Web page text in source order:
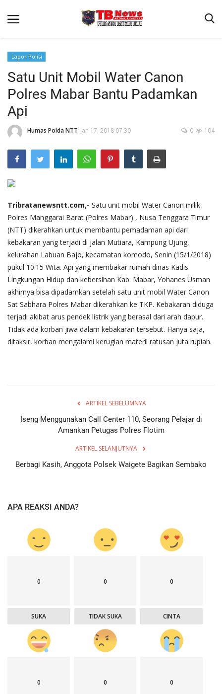
Beranda
Binkam
Terms & Conditions
Reskrim
Lantas
Polisi Kita
Mitra Polisi
Giat Ops
Link Polda NTT
Lapor Polisi
Satu Unit Mobil Water Canon
Polres Mabar Bantu Padamkan
Api
Humas Polda NTT Jan 17, 2018 07:30 104
0
Tribratanewsntt.com,- Satu unit mobil Water Canon milik
Polres Manggarai Barat (Polres Mabar) , Nusa Tenggara Timur
(NTT) dikerahkan untuk membantu pemadaman api dari
kebakaran yang terjadi di jalan Mutiara, Kampung Ujung,
kelurahan Labuan Bajo, kecamatan komodo, Senin (15/1/2018)
pukul 10.15 Wita. Api yang membakar rumah dinas Kadis
Lingkungan Hidup dan kebersihan Kab. Mabar, Yohanes Usman
akhirnya bisa dipadamkan setelah satu unit mobil Water Canon
Sat Sabhara Polres Mabar dikerahkan ke TKP. Kebakaran diduga
terjadi akibat arus pendek listrik yang berasal dari arah dapur.
Tidak ada korban jiwa dalam kebakaran tersebut. Hanya saja,
ditaksir, korban mengalami kerugian materil ratusan juta rupiah.
ARTIKEL SEBELUMNYA
Iseng Menggunakan Call Center 110, Seorang Pelajar di
Amankan Petugas Polres Flotim
ARTIKEL SELANJUTNYA
Berbagi Kasih, Anggota Polsek Waigete Bagikan Sembako
APA REAKSI ANDA?
0
SUKA
0
TIDAK SUKA
0
CINTA
0 0 0